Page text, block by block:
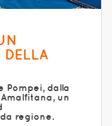
Pompei, dalla
un
regione.